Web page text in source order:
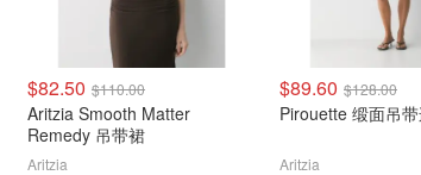
$82.50 $110.00
Aritzia Smooth Matter
Remedy 吊带裙
Aritzia
$89.60 $128.00
Pirouette 缎面吊
Aritzia